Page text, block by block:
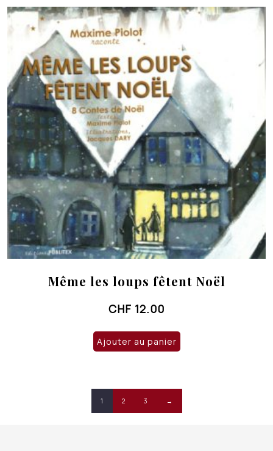
Même les loups fêtent Noël
CHF 12.00
Ajouter au panier
1 2 3 →